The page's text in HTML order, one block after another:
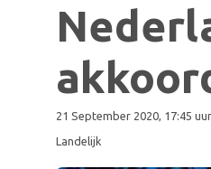
21 September 2020, 17:45 uur
Landelijk